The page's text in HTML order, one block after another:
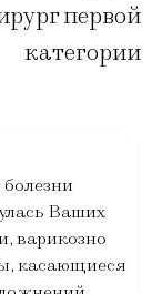
первой
категории
Ваших
варикозно
касающиеся